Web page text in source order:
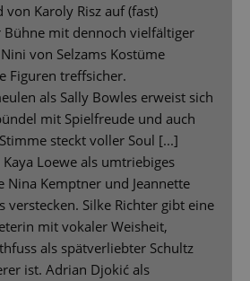
Karoly Risz auf (fast)
mit dennoch vielfältiger
von Selzams Kostüme
Figuren treffsicher.
als Sally Bowles erweist sich
mit Spielfreude und auch
steckt voller Soul [...]
Loewe als umtriebiges
Nina Kemptner und Jeannette
verstecken. Silke Richter gibt eine
mit vokaler Weisheit,
als spätverliebter Schultz
ist. Adrian Djokić als